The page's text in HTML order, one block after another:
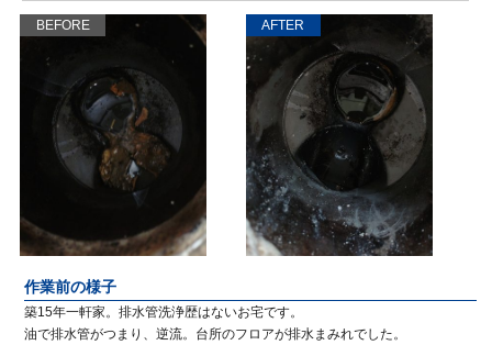
BEFORE AFTER
作業前の様子
築15年一軒家。排水管洗浄歴はないお宅です。
油で排水管がつまり、逆流。台所のフロアが排水まみれでした。